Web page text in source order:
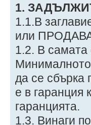
1.
1.1.В
или ПРОДАВА,
1.2. В самата
да се сбърка
е в гаранция
гаранцията.
1.3. Винаги